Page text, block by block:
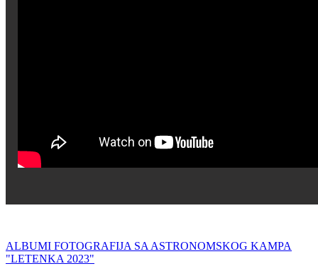
ALBUMI FOTOGRAFIJA SA ASTRONOMSKOG KAMPA
"LETENKA 2023"